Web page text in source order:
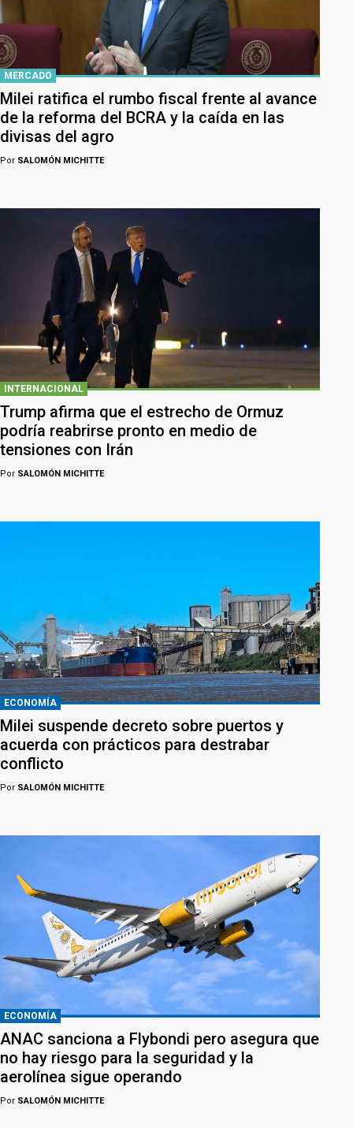
MERCADO
Milei ratifica el rumbo fiscal frente al avance
de la reforma del BCRA y la caída en las
divisas del agro
Por SALOMÓN MICHITTE
INTERNACIONAL
Trump afirma que el estrecho de Ormuz
podría reabrirse pronto en medio de
tensiones con Irán
Por SALOMÓN MICHITTE
ECONOMÍA
Milei suspende decreto sobre puertos y
acuerda con prácticos para destrabar
conflicto
Por SALOMÓN MICHITTE
ECONOMÍA
ANAC sanciona a Flybondi pero asegura que
no hay riesgo para la seguridad y la
aerolínea sigue operando
Por SALOMÓN MICHITTE